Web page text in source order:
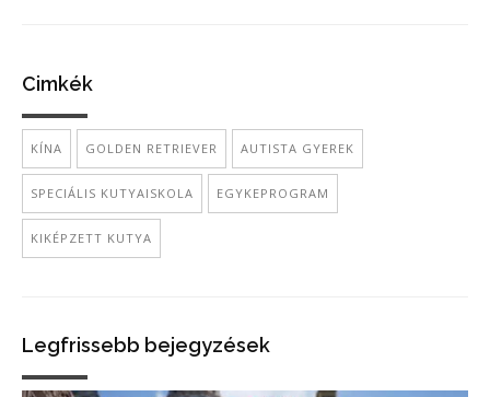
Cimkék
KÍNA GOLDEN RETRIEVER AUTISTA GYEREK
SPECIÁLIS KUTYAISKOLA EGYKEPROGRAM
KIKÉPZETT KUTYA
Legfrissebb bejegyzések